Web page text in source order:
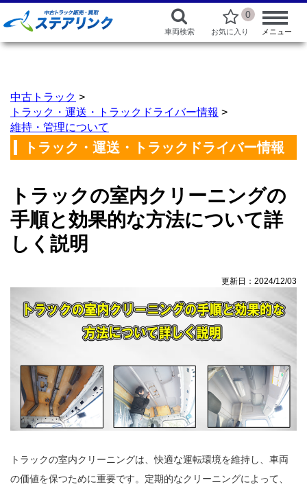
車両検索
0
お気に入り メニュー
中古トラック >
トラック・運送・トラックドライバー情報 >
維持・管理について
トラック・運送・トラックドライバー情報
トラックの室内クリーニングの
手順と効果的な方法について詳
しく説明
更新日：2024/12/03
トラックの室内クリーニングは、快適な運転環境を維持し、車両
の価値を保つために重要です。定期的なクリーニングによって、